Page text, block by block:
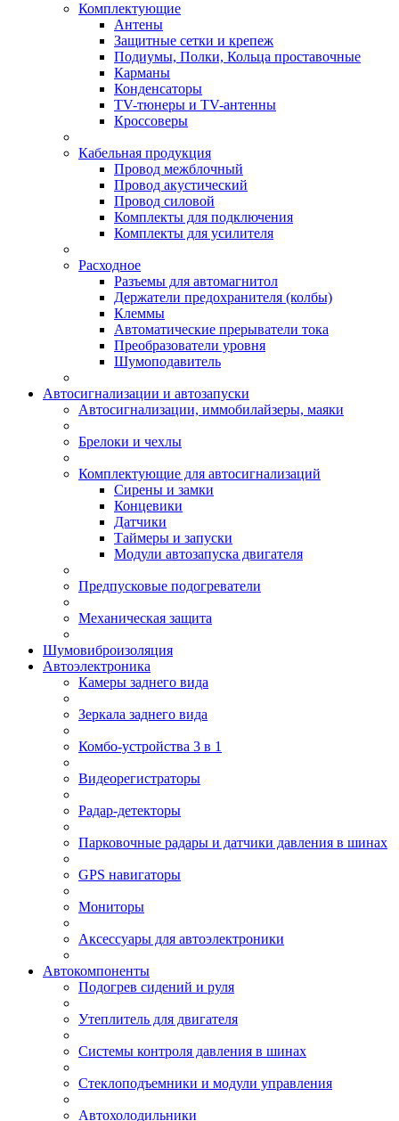
Комплектующие
Антены
Защитные сетки и крепеж
Подиумы, Полки, Кольца проставочные
Карманы
Конденсаторы
TV-тюнеры и TV-антенны
Кроссоверы
Кабельная продукция
Провод межблочный
Провод акустический
Провод силовой
Комплекты для подключения
Комплекты для усилителя
Расходное
Разъемы для автомагнитол
Держатели предохранителя (колбы)
Клеммы
Автоматические прерыватели тока
Преобразователи уровня
Шумоподавитель
Автосигнализации и автозапуски
Автосигнализации, иммобилайзеры, маяки
Брелоки и чехлы
Комплектующие для автосигнализаций
Сирены и замки
Концевики
Датчики
Таймеры и запуски
Модули автозапуска двигателя
Предпусковые подогреватели
Механическая защита
Шумовиброизоляция
Автоэлектроника
Камеры заднего вида
Зеркала заднего вида
Комбо-устройства 3 в 1
Видеорегистраторы
Радар-детекторы
Парковочные радары и датчики давления в шинах
GPS навигаторы
Мониторы
Аксессуары для автоэлектроники
Автокомпоненты
Подогрев сидений и руля
Утеплитель для двигателя
Системы контроля давления в шинах
Стеклоподъемники и модули управления
Автохолодильники